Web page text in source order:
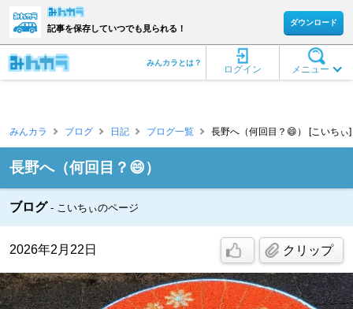
記事を保存していつでも見られる！
ダウンロード
メニュー
ログイン
みんカラとは？
みんカラ ブログ 日記 ブログ一覧 長野へ（何回目？😄） [こいちぃ]
長野へ（何回目？😄）
ブログ こいちぃのページ
2026年2月22日 クリップ